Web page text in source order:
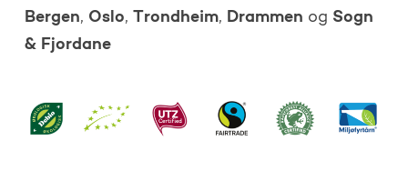
Bergen, Oslo, Trondheim, Drammen og Sogn
& Fjordane